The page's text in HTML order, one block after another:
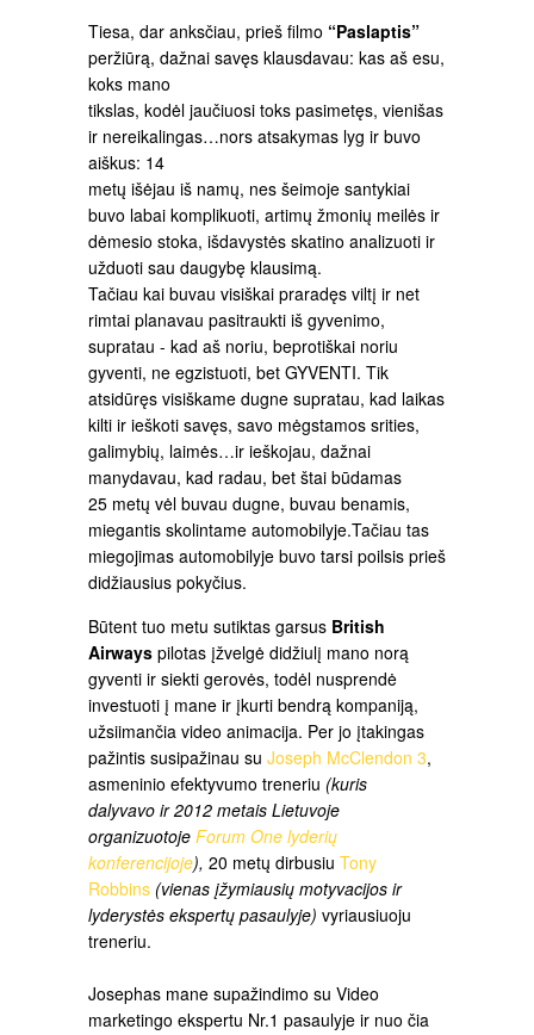
Tiesa, dar anksčiau, prieš filmo “Paslaptis”
peržiūrą, dažnai savęs klausdavau: kas aš esu,
koks mano
tikslas, kodėl jaučiuosi toks pasimetęs, vienišas
ir nereikalingas…nors atsakymas lyg ir buvo
aiškus: 14
metų išėjau iš namų, nes šeimoje santykiai
buvo labai komplikuoti, artimų žmonių meilės ir
dėmesio stoka, išdavystės skatino analizuoti ir
užduoti sau daugybę klausimą.
Tačiau kai buvau visiškai praradęs viltį ir net
rimtai planavau pasitraukti iš gyvenimo,
supratau - kad aš noriu, beprotiškai noriu
gyventi, ne egzistuoti, bet GYVENTI. Tik
atsidūręs visiškame dugne supratau, kad laikas
kilti ir ieškoti savęs, savo mėgstamos srities,
galimybių, laimės…ir ieškojau, dažnai
manydavau, kad radau, bet štai būdamas
25 metų vėl buvau dugne, buvau benamis,
miegantis skolintame automobilyje.Tačiau tas
miegojimas automobilyje buvo tarsi poilsis prieš
didžiausius pokyčius.
Būtent tuo metu sutiktas garsus British
Airways pilotas įžvelgė didžiulį mano norą
gyventi ir siekti gerovės, todėl nusprendė
investuoti į mane ir įkurti bendrą kompaniją,
užsiimančia video animacija. Per jo įtakingas
pažintis susipažinau su Joseph McClendon 3,
asmeninio efektyvumo treneriu (kuris
dalyvavo ir 2012 metais Lietuvoje
organizuotoje Forum One lyderių
konferencijoje), 20 metų dirbusiu Tony
Robbins (vienas įžymiausių motyvacijos ir
lyderystės ekspertų pasaulyje) vyriausiuoju
treneriu.
Josephas mane supažindimo su Video
marketingo ekspertu Nr.1 pasaulyje ir nuo čia